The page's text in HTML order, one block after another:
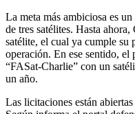
La meta más ambiciosa es
de tres satélites. Hasta
satélite, el cual ya cumple su
operación. En ese sentido,
“FASat-Charlie” con un
un año.
Las licitaciones están